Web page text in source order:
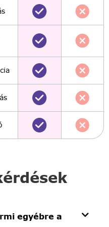
egyébre a